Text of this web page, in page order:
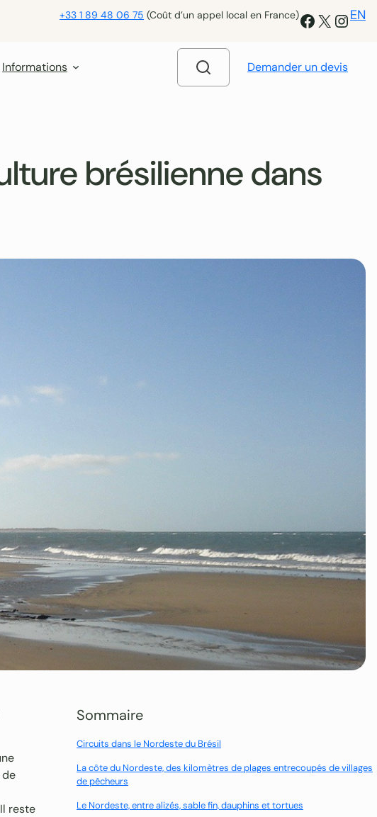
+33 1 89 48 06 75 (Coût d’un appel local en France)Facebook
X EN
Informations Demander un devis
brésilienne dans
de
reste
Sommaire
Circuits dans le Nordeste du Brésil
La côte du Nordeste, des kilomètres de plages entrecoupés de villages
de pêcheurs
Le Nordeste, entre alizés, sable fin, dauphins et tortues